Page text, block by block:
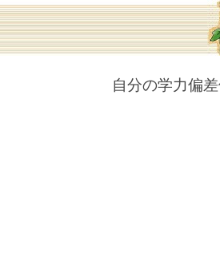
自分の学力偏